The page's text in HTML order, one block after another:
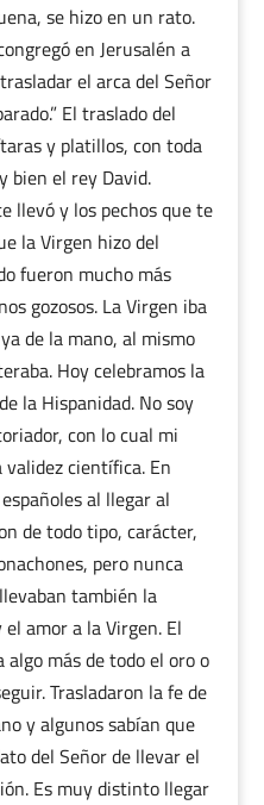
se hizo en un rato.
en Jerusalén a
el arca del Señor
El traslado del
y platillos, con toda
bien el rey David.
llevó y los pechos que te
la Virgen hizo del
fueron mucho más
gozosos. La Virgen iba
de la mano, al mismo
Hoy celebramos la
la Hispanidad. No soy
con lo cual mi
científica. En
al llegar al
de todo tipo, carácter,
pero nunca
también la
amor a la Virgen. El
más de todo el oro o
Trasladaron la fe de
y algunos sabían que
del Señor de llevar el
Es muy distinto llegar